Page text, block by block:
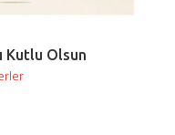
Kutlu Olsun